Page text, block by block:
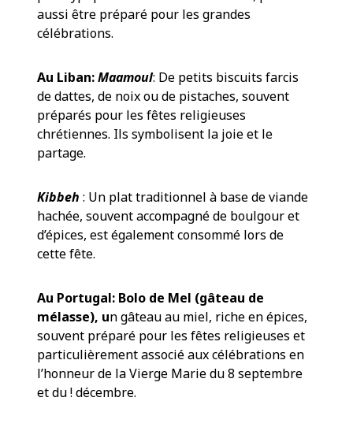
aussi être préparé pour les grandes
célébrations.
Au Liban:Maamoul: De petits biscuits farcis
de dattes, de noix ou de pistaches, souvent
préparés pour les fêtes religieuses
chrétiennes. Ils symbolisent la joie et le
partage.
Kibbeh : Un plat traditionnel à base de viande
hachée, souvent accompagné de boulgour et
d’épices, est également consommé lors de
cette fête.
Au Portugal: Bolo de Mel (gâteau de
mélasse), un gâteau au miel, riche en épices,
souvent préparé pour les fêtes religieuses et
particulièrement associé aux célébrations en
l’honneur de la Vierge Marie du 8 septembre
et du ! décembre.